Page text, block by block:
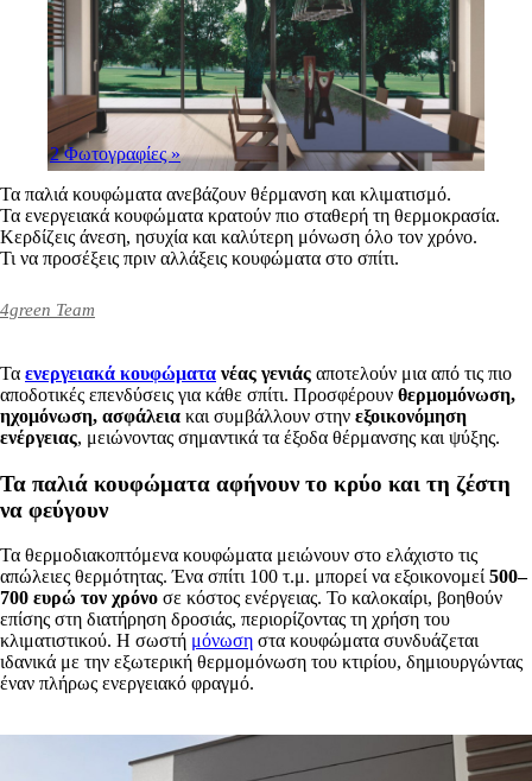
2 Φωτογραφίες»
Τα παλιά κουφώματα ανεβάζουν θέρμανση και κλιματισμό.
Τα ενεργειακά κουφώματα κρατούν πιο σταθερή τη θερμοκρασία.
Κερδίζεις άνεση, ησυχία και καλύτερη μόνωση όλο τον χρόνο.
Τι να προσέξεις πριν αλλάξεις κουφώματα στο σπίτι.
4green Team
Τα ενεργειακά κουφώματα νέας γενιάς αποτελούν μια από τις πιο
αποδοτικές επενδύσεις για κάθε σπίτι. Προσφέρουν θερμομόνωση,
ηχομόνωση, ασφάλεια και συμβάλλουν στην εξοικονόμηση
ενέργειας, μειώνοντας σημαντικά τα έξοδα θέρμανσης και ψύξης.
Τα παλιά κουφώματα αφήνουν το κρύο και τη ζέστη
να φεύγουν
Τα θερμοδιακοπτόμενα κουφώματα μειώνουν στο ελάχιστο τις
απώλειες θερμότητας. Ένα σπίτι 100 τ.μ. μπορεί να εξοικονομεί500–
700 ευρώ τον χρόνο σε κόστος ενέργειας. Το καλοκαίρι, βοηθούν
επίσης στη διατήρηση δροσιάς, περιορίζοντας τη χρήση του
κλιματιστικού. Η σωστή μόνωση στα κουφώματα συνδυάζεται
ιδανικά με την εξωτερική θερμομόνωση του κτιρίου, δημιουργώντας
έναν πλήρως ενεργειακό φραγμό.